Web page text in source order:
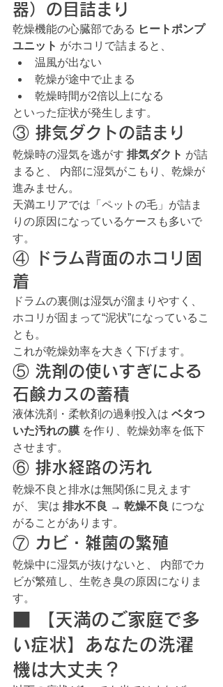
器）の目詰まり
乾燥機能の心臓部である ヒートポンプ
ユニット がホコリで詰まると、
温風が出ない
乾燥が途中で止まる
乾燥時間が2倍以上になる
といった症状が発生します。
③ 排気ダクトの詰まり
乾燥時の湿気を逃がす 排気ダクト が詰
まると、 内部に湿気がこもり、乾燥が
進みません。
天満エリアでは「ペットの毛」が詰ま
りの原因になっているケースも多いで
す。
④ ドラム背面のホコリ固
着
ドラムの裏側は湿気が溜まりやすく、
ホコリが固まって“泥状”になっているこ
とも。
これが乾燥効率を大きく下げます。
⑤ 洗剤の使いすぎによる
石鹸カスの蓄積
液体洗剤・柔軟剤の過剰投入は ベタつ
いた汚れの膜 を作り、乾燥効率を低下
させます。
⑥ 排水経路の汚れ
乾燥不良と排水は無関係に見えます
が、 実は 排水不良 → 乾燥不良 につな
がることがあります。
⑦ カビ・雑菌の繁殖
乾燥中に湿気が抜けないと、 内部でカ
ビが繁殖し、生乾き臭の原因になりま
す。
■ 【天満のご家庭で多
い症状】あなたの洗濯
機は大丈夫？